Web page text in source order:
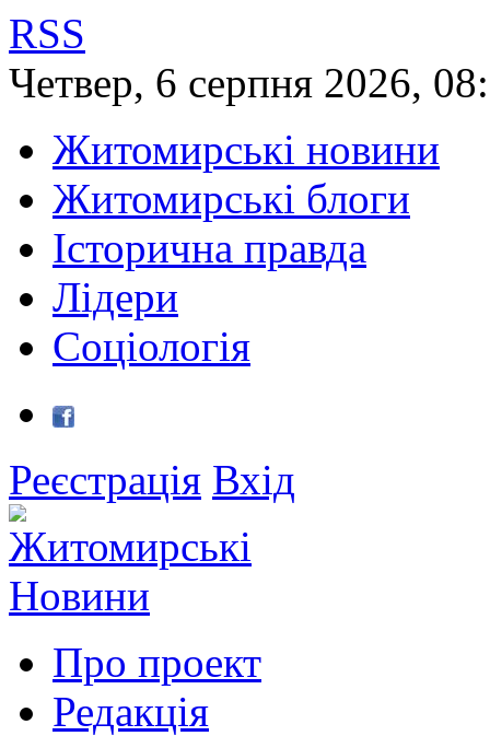
RSS
Четвер, 6 серпня 2026,
Житомирські новини
Житомирські блоги
Історична правда
Лідери
Соціологія
Реєстрація Вхід
Про проект
Редакція